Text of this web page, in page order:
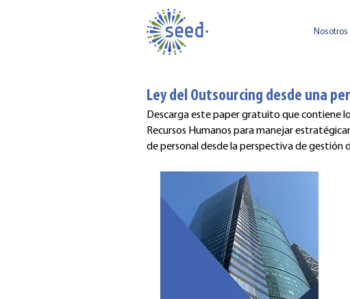
Nosotros
Ley del Outsourcing desde una
Descarga este paper gratuito que contiene
Recursos Humanos para manejar
de personal desde la perspectiva de gestión